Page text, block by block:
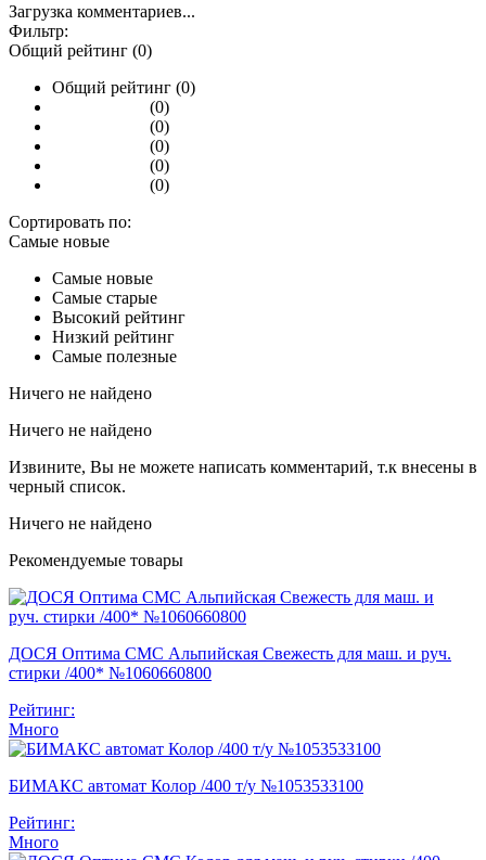
Загрузка комментариев...
Фильтр:
Общий рейтинг (0)
Общий рейтинг (0)
(0)
(0)
(0)
(0)
(0)
Сортировать по:
Самые новые
Самые новые
Самые старые
Высокий рейтинг
Низкий рейтинг
Самые полезные
Ничего не найдено
Ничего не найдено
Извините, Вы не можете написать комментарий, т.к внесены в
черный список.
Ничего не найдено
Рекомендуемые товары
ДОСЯ Оптима СМС Альпийская Свежесть для маш. и руч.
стирки /400* №1060660800
Рейтинг:
Много
БИМАКС автомат Колор /400 т/у №1053533100
Рейтинг:
Много